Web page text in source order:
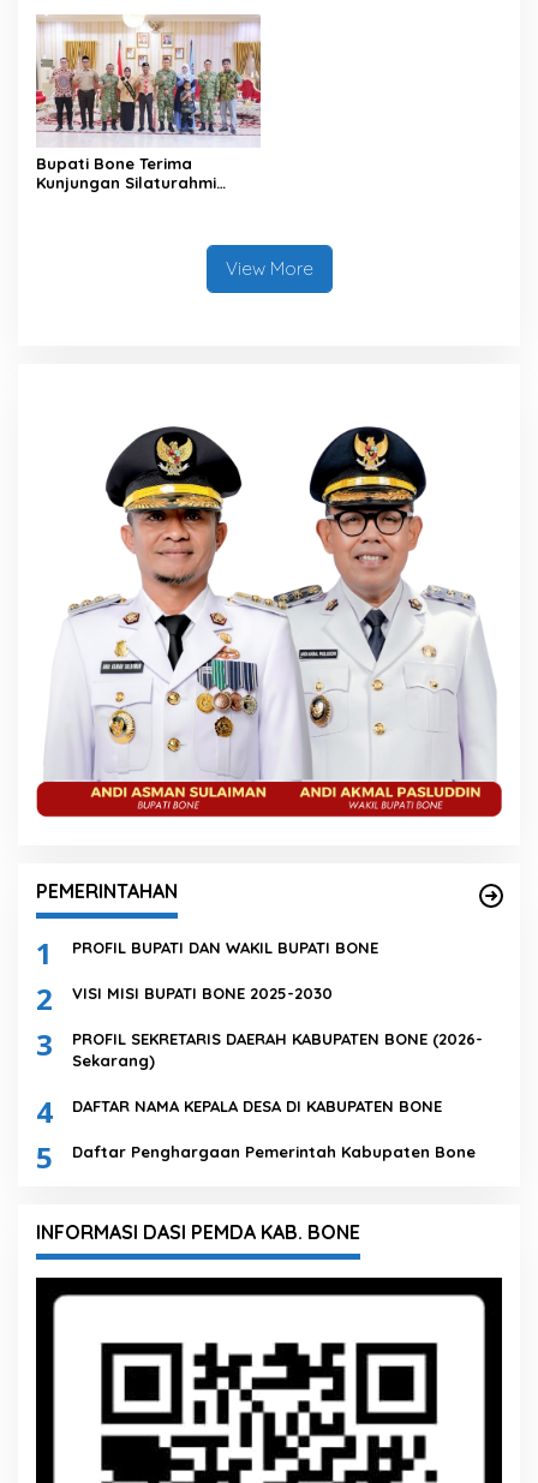
Bupati Bone Terima
Kunjungan Silaturahmi
View More
PEMERINTAHAN
1 PROFIL BUPATI DAN WAKIL BUPATI BONE
2 VISI MISI BUPATI BONE 2025-2030
3
PROFIL SEKRETARIS DAERAH KABUPATEN BONE (2026-
Sekarang)
4 DAFTAR NAMA KEPALA DESA DI KABUPATEN BONE
5 Daftar Penghargaan Pemerintah Kabupaten Bone
INFORMASI DASI PEMDA KAB. BONE